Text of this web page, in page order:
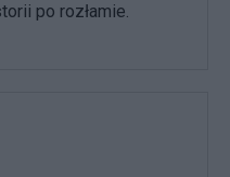
po rozłamie.